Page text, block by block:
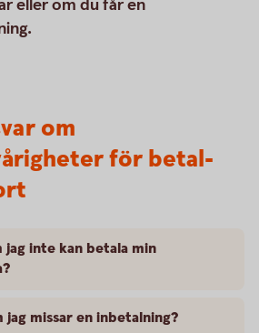
eller om du får en
om
för betal-
jag inte kan betala min
jag missar en inbetalning?